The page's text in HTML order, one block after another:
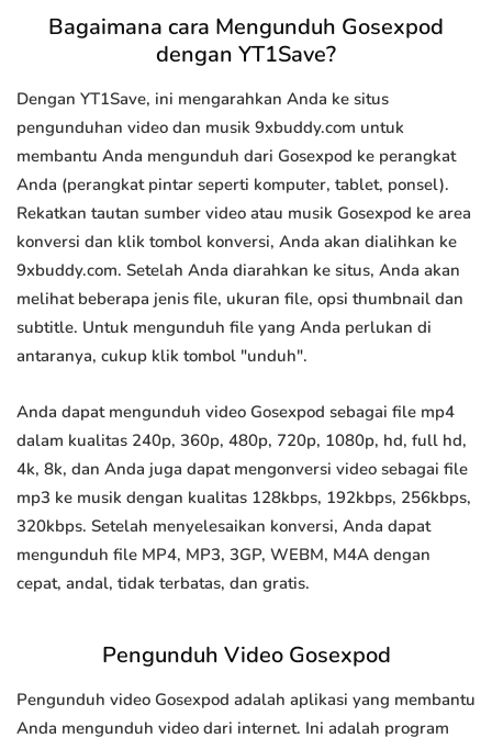
Bagaimana cara Mengunduh Gosexpod
dengan YT1Save?
Dengan YT1Save, ini mengarahkan Anda ke situs
pengunduhan video dan musik 9xbuddy.com untuk
membantu Anda mengunduh dari Gosexpod ke perangkat
Anda (perangkat pintar seperti komputer, tablet, ponsel).
Rekatkan tautan sumber video atau musik Gosexpod ke area
konversi dan klik tombol konversi, Anda akan dialihkan ke
9xbuddy.com. Setelah Anda diarahkan ke situs, Anda akan
melihat beberapa jenis file, ukuran file, opsi thumbnail dan
subtitle. Untuk mengunduh file yang Anda perlukan di
antaranya, cukup klik tombol "unduh".
Anda dapat mengunduh video Gosexpod sebagai file mp4
dalam kualitas 240p, 360p, 480p, 720p, 1080p, hd, full hd,
4k, 8k, dan Anda juga dapat mengonversi video sebagai file
mp3 ke musik dengan kualitas 128kbps, 192kbps, 256kbps,
320kbps. Setelah menyelesaikan konversi, Anda dapat
mengunduh file MP4, MP3, 3GP, WEBM, M4A dengan
cepat, andal, tidak terbatas, dan gratis.
Pengunduh Video Gosexpod
Pengunduh video Gosexpod adalah aplikasi yang membantu
Anda mengunduh video dari internet. Ini adalah program